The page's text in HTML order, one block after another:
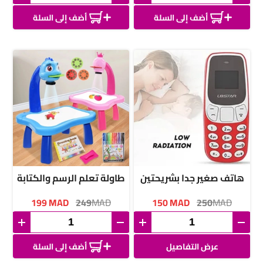
أضف إلى السلة أضف إلى السلة
هاتف صغير جدا بشريحتين
150MAD 250MAD
عرض التفاصيل
طاولة تعلم الرسم والكتابة
199MAD 249MAD
أضف إلى السلة